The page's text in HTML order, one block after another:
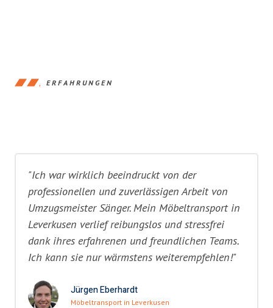
ERFAHRUNGEN
"Ich war wirklich beeindruckt von der
professionellen und zuverlässigen Arbeit von
Umzugsmeister Sänger. Mein Möbeltransport in
Leverkusen verlief reibungslos und stressfrei
dank ihres erfahrenen und freundlichen Teams.
Ich kann sie nur wärmstens weiterempfehlen!"
Jürgen Eberhardt
Möbeltransport in Leverkusen